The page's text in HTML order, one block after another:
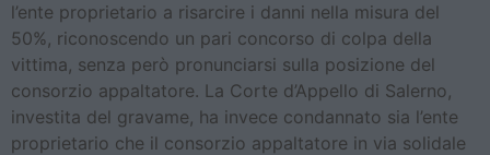
l’ente proprietario a risarcire i danni nella misura del
50%, riconoscendo un pari concorso di colpa della
vittima, senza però pronunciarsi sulla posizione del
consorzio appaltatore. La Corte d’Appello di Salerno,
investita del gravame, ha invece condannato sia l’ente
proprietario che il consorzio appaltatore in via solidale